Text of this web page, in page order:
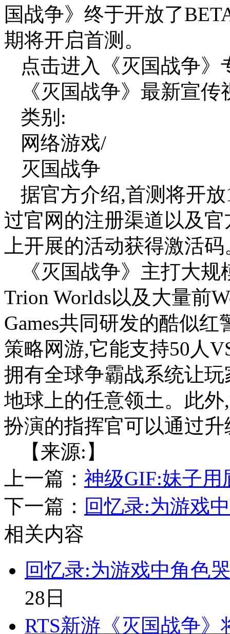
国战争》终于开放了
期将开启首测。
点击进入《灭国战争》
《灭国战争》最新宣传
类别:
网络游戏/
灭国战争
据官方介绍,首测将开
过官网的注册渠道以及官
上开展的活动获得激活码
《灭国战争》主打大
Trion Worlds以及大量前
Games共同研发的酷似
策略网游,它能支持50人
拥有全球争霸战系统让
地球上的任意领土。此
扮演的指挥官可以通过
【来源:】
上一篇： 神级GIF:妹子
下一篇： 回忆录:为游戏
相关内容
回忆录:为游戏中角色
28日
RTS新游《灭国战争